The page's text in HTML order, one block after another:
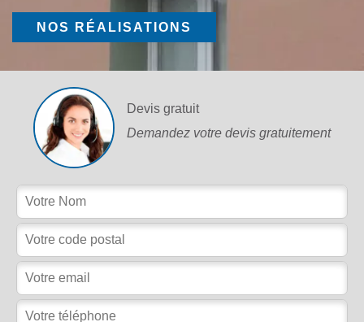
NOS RÉALISATIONS
Devis gratuit
Demandez votre devis gratuitement